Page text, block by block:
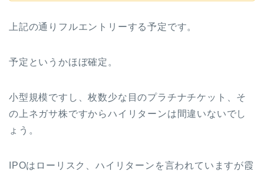
上記の通りフルエントリーする予定です。
予定というかほぼ確定。
小型規模ですし、枚数少な目のプラチナチケット、そ
の上ネガサ株ですからハイリターンは間違いないでし
ょう。
IPOはローリスク、ハイリターンを言われていますが霞